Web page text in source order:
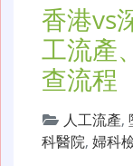
香港vs
工流產
查流程
人工流產,
科醫院, 婦科